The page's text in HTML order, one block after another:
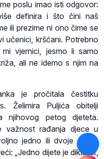
poslu imao isti odgovor:
definira i što čini naš
ili prezime ni ono čime se
učenici, kršćani. Potrebno
vjernici, jesmo li samo
ali ne idemo s njim na
je pročitala čestitku
Želimira Puljića obitelji
njihovog petog djeteta.
važnost rađanja djece u
jedno ili dvoje djece,
„Jedno dijete je diktator,